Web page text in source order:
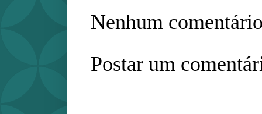
Nenhum
Postar um